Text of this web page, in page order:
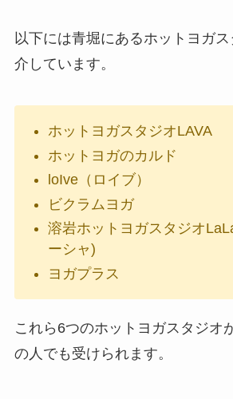
以下には青堀にあるホットヨガ
介しています。
ホットヨガスタジオLAVA
ホットヨガのカルド
loIve（ロイブ）
ビクラムヨガ
溶岩ホットヨガスタジオ
ーシャ)
ヨガプラス
これら6つのホットヨガスタジオ
の人でも受けられます。